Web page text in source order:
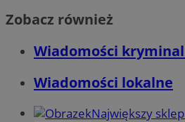
Zobacz również
Wiadomości
Wiadomości lokalne
Największy